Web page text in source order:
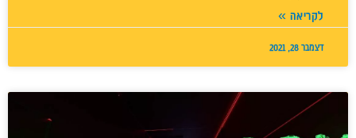
לקריאה »
דצמבר 28, 2021